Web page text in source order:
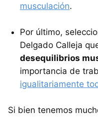
musculación.
Por último,
Delgado Calleja
desequilibrios
importancia de
igualitariamente
Si bien tenemos